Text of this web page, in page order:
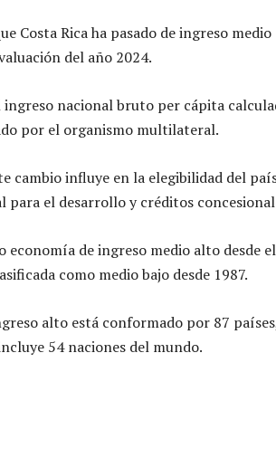
Costa Rica ha pasado de ingreso medio
del año 2024.
ingreso nacional bruto per cápita
por el organismo multilateral.
cambio influye en la elegibilidad del
para el desarrollo y créditos
economía de ingreso medio alto desde el
como medio bajo desde 1987.
alto está conformado por 87
54 naciones del mundo.